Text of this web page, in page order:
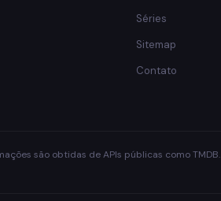
Séries
Sitemap
Contato
são obtidas de APIs públicas como TMDB.